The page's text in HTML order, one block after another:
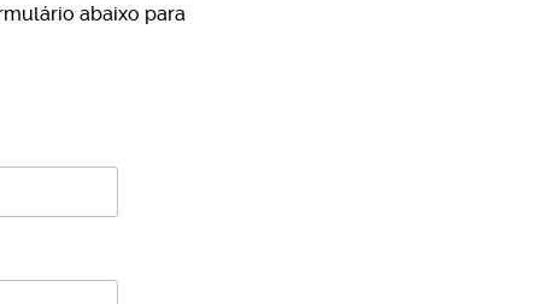
abaixo para